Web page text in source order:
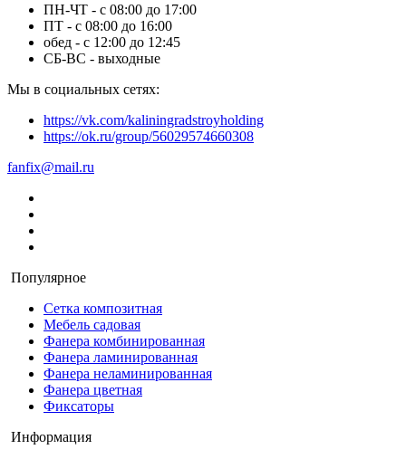
ПН-ЧТ - с 08:00 до 17:00
ПТ - с 08:00 до 16:00
обед - с 12:00 до 12:45
СБ-ВС - выходные
Мы в социальных сетях:
https://vk.com/kaliningradstroyholding
https://ok.ru/group/56029574660308
fanfix@mail.ru
Популярное
Сетка композитная
Мебель садовая
Фанера комбинированная
Фанера ламинированная
Фанера неламинированная
Фанера цветная
Фиксаторы
Информация